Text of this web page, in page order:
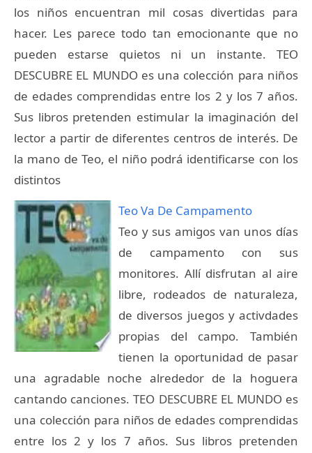
los niños encuentran mil cosas divertidas para
hacer. Les parece todo tan emocionante que no
pueden estarse quietos ni un instante. TEO
DESCUBRE EL MUNDO es una colección para niños
de edades comprendidas entre los 2 y los 7 años.
Sus libros pretenden estimular la imaginación del
lector a partir de diferentes centros de interés. De
la mano de Teo, el niño podrá identificarse con los
distintos
Teo Va De Campamento
Teo y sus amigos van unos días
de campamento con sus
monitores. Allí disfrutan al aire
libre, rodeados de naturaleza,
de diversos juegos y activdades
propias del campo. También
tienen la oportunidad de pasar
una agradable noche alrededor de la hoguera
cantando canciones. TEO DESCUBRE EL MUNDO es
una colección para niños de edades comprendidas
entre los 2 y los 7 años. Sus libros pretenden